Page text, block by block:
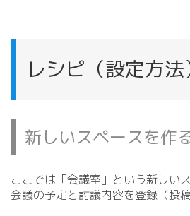
レシピ（設定方法
新しいスペースを作
ここでは「会議室」という新しい
会議の予定と討議内容を登録（投